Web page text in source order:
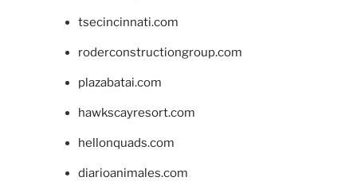
tsecincinnati.com
roderconstructiongroup.com
plazabatai.com
hawkscayresort.com
hellonquads.com
diarioanimales.com